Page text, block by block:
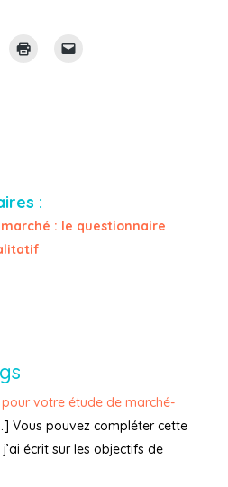
:
: le questionnaire
votre étude de marché-
Vous pouvez compléter cette
écrit sur les objectifs de